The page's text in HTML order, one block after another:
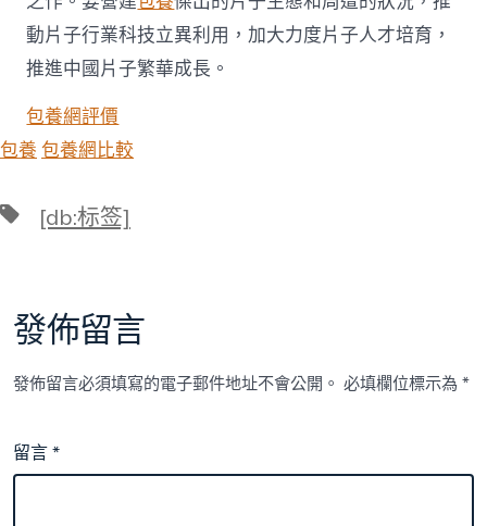
動片子行業科技立異利用，加大力度片子人才培育，
推進中國片子繁華成長。
包養網評價
包養 包養網比較
標 [db:标签]
發佈留言
發佈留言必須填寫的電子郵件地址不會公開。 必填欄位標示為*
留言*